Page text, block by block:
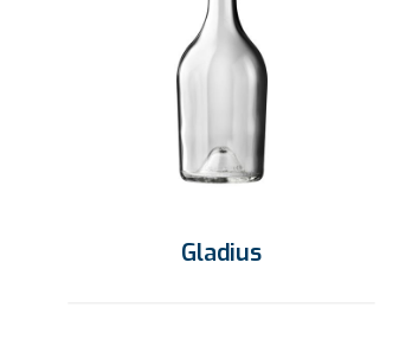
Gladius